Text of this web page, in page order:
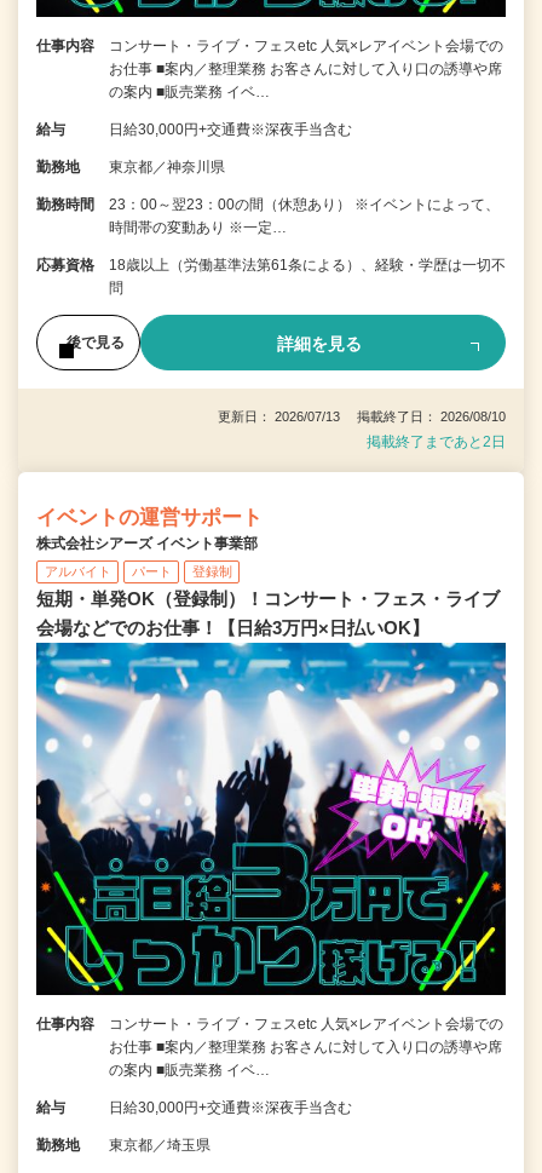
仕事内容
コンサート・ライブ・フェスetc 人気×レアイベント会場での
お仕事 ■案内／整理業務 お客さんに対して入り口の誘導や席
の案内 ■販売業務 イベ…
給与 日給30,000円+交通費※深夜手当含む
勤務地 東京都／神奈川県
勤務時間
23：00～翌23：00の間（休憩あり） ※イベントによって、
時間帯の変動あり ※一定…
応募資格
18歳以上（労働基準法第61条による）、経験・学歴は一切不
問
後で見る 詳細を見る
更新日： 2026/07/13 掲載終了日： 2026/08/10
掲載終了まであと2日
イベントの運営サポート
株式会社シアーズ イベント事業部
アルバイト パート 登録制
短期・単発OK（登録制）！コンサート・フェス・ライブ
会場などでのお仕事！【日給3万円×日払いOK】
仕事内容
コンサート・ライブ・フェスetc 人気×レアイベント会場での
お仕事 ■案内／整理業務 お客さんに対して入り口の誘導や席
の案内 ■販売業務 イベ…
給与 日給30,000円+交通費※深夜手当含む
勤務地 東京都／埼玉県